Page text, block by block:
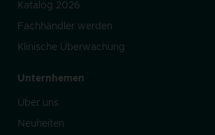
Katalog 2026
Fachhändler werden
Klinische Überwachung
Unternhemen
Über uns
Neuheiten